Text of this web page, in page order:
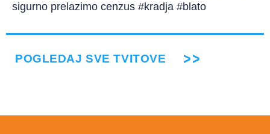
sigurno prelazimo cenzus #kradja #blato
POGLEDAJ SVE TVITOVE